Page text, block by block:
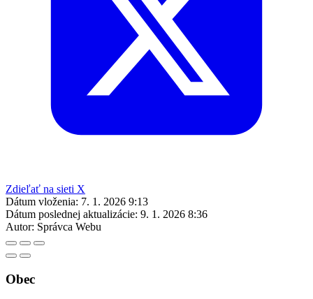
Zdieľať na sieti X
Dátum vloženia: 7. 1. 2026 9:13
Dátum poslednej aktualizácie: 9. 1. 2026 8:36
Autor: Správca Webu
Obec